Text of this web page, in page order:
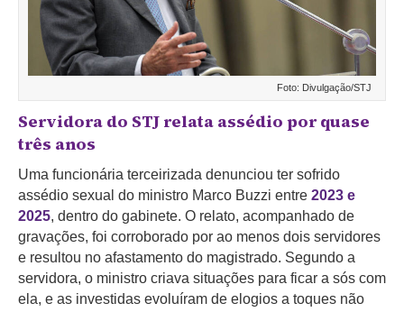
Foto: Divulgação/STJ
Servidora do STJ relata assédio por quase
três anos
Uma funcionária terceirizada denunciou ter sofrido
assédio sexual do ministro Marco Buzzi entre 2023 e
2025, dentro do gabinete. O relato, acompanhado de
gravações, foi corroborado por ao menos dois servidores
e resultou no afastamento do magistrado. Segundo a
servidora, o ministro criava situações para ficar a sós com
ela, e as investidas evoluíram de elogios a toques não